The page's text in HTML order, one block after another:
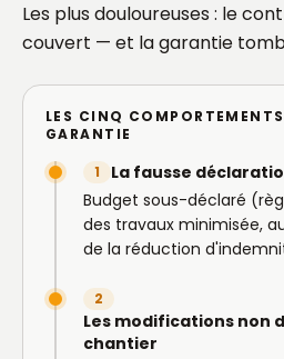
Les plus douloureuses : le
couvert — et la garantie
LES CINQ
GARANTIE
1
La fausse
Budget sous-déclaré
des travaux minimisée,
de la réduction
2
Les modifications non
chantier